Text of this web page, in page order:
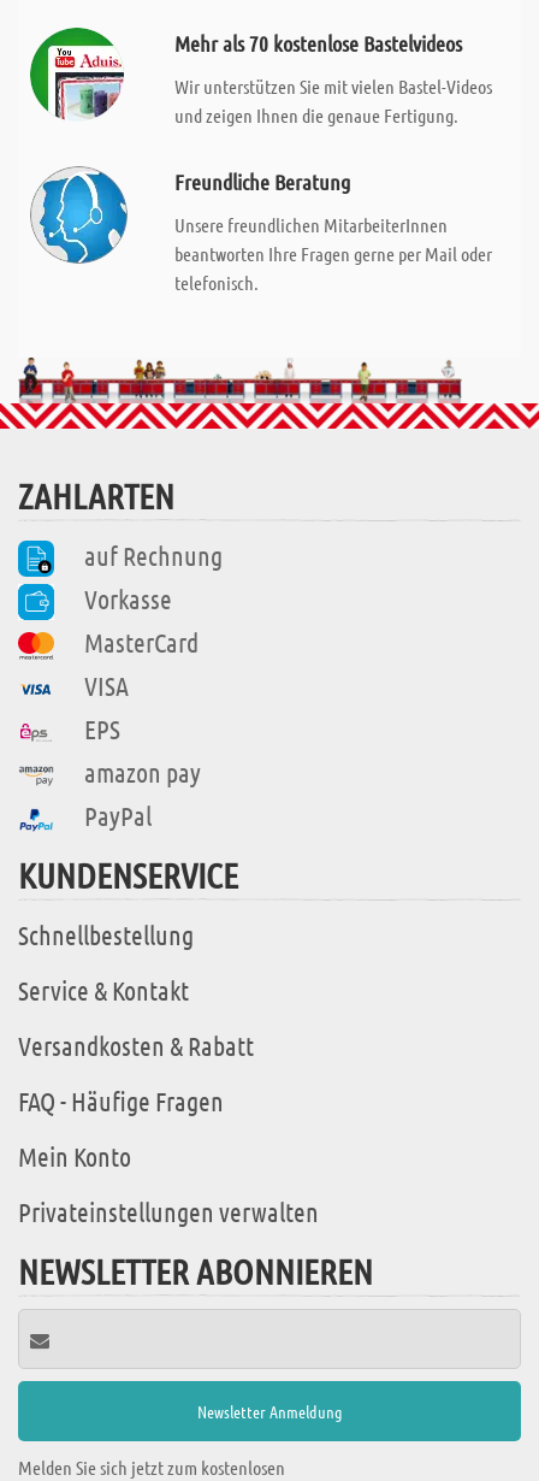
Mehr als 70 kostenlose Bastelvideos
Wir unterstützen Sie mit vielen Bastel-Videos
und zeigen Ihnen die genaue Fertigung.
Freundliche Beratung
Unsere freundlichen MitarbeiterInnen
beantworten Ihre Fragen gerne per Mail oder
telefonisch.
ZAHLARTEN
auf Rechnung
Vorkasse
MasterCard
VISA
EPS
amazon pay
PayPal
KUNDENSERVICE
Schnellbestellung
Service & Kontakt
Versandkosten & Rabatt
FAQ - Häufige Fragen
Mein Konto
Privateinstellungen verwalten
NEWSLETTER ABONNIEREN
Melden Sie sich jetzt zum kostenlosen